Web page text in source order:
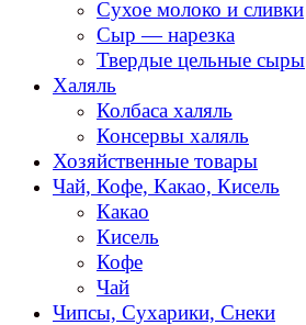
Сухое молоко и сливки
Сыр — нарезка
Твердые цельные сыры
Халяль
Колбаса халяль
Консервы халяль
Хозяйственные товары
Чай, Кофе, Какао, Кисель
Какао
Кисель
Кофе
Чай
Чипсы, Сухарики, Снеки